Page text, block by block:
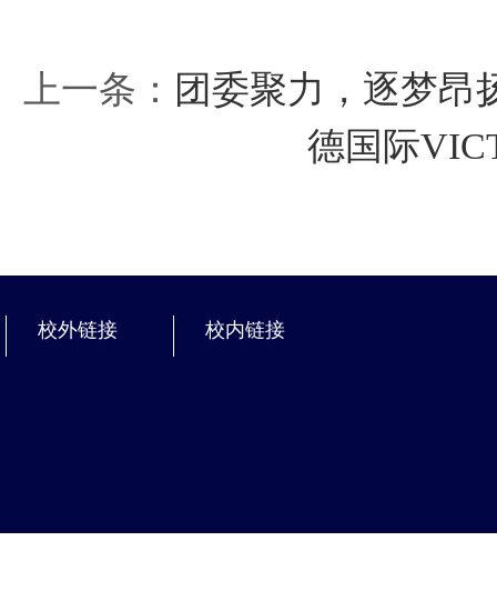
上一条： 团委聚力，逐梦
德国际
校外链接 校内链接